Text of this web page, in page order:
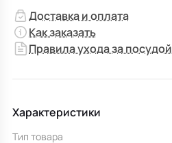
Доставка и оплата
Как заказать
Правила ухода за посудой
Характеристики
Тип товара